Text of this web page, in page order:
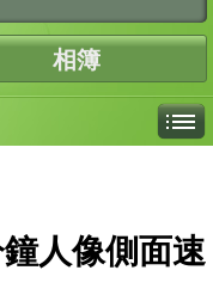
相簿
人像側面速